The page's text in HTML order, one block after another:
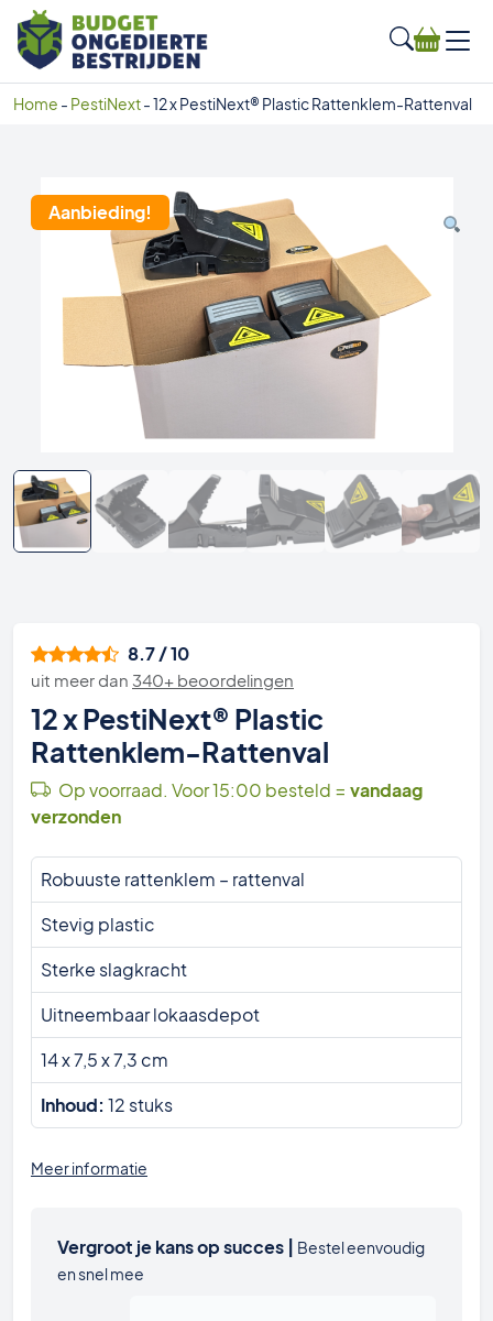
Home - PestiNext-12 x PestiNext® Plastic Rattenklem-Rattenval
Aanbieding!
8.7 / 10
uit meer dan 340+ beoordelingen
12 x PestiNext® Plastic
Rattenklem-Rattenval
Op voorraad. Voor 15:00 besteld = vandaag
verzonden
Robuuste rattenklem – rattenval
Stevig plastic
Sterke slagkracht
Uitneembaar lokaasdepot
14 x 7,5 x 7,3 cm
Inhoud: 12 stuks
Meer informatie
Vergroot je kans op succes | Bestel eenvoudig
en snel mee